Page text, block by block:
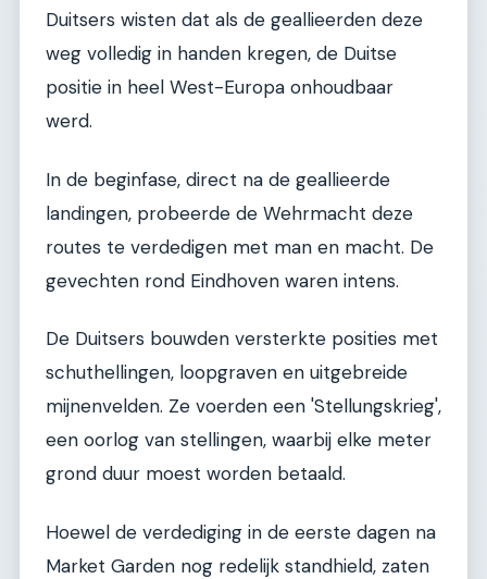
Duitsers wisten dat als de geallieerden deze
weg volledig in handen kregen, de Duitse
positie in heel West-Europa onhoudbaar
werd.
In de beginfase, direct na de geallieerde
landingen, probeerde de Wehrmacht deze
routes te verdedigen met man en macht. De
gevechten rond Eindhoven waren intens.
De Duitsers bouwden versterkte posities met
schuthellingen, loopgraven en uitgebreide
mijnenvelden. Ze voerden een 'Stellungskrieg',
een oorlog van stellingen, waarbij elke meter
grond duur moest worden betaald.
Hoewel de verdediging in de eerste dagen na
Market Garden nog redelijk standhield, zaten